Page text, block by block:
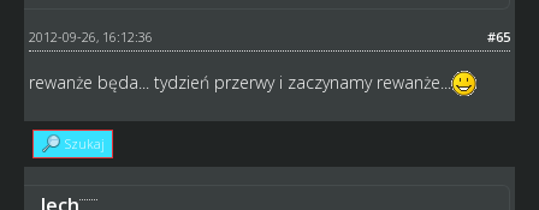
#65
2012-09-26, 16:12:36
rewanże będa... tydzień przerwy i zaczynamy rewanże...
Szukaj